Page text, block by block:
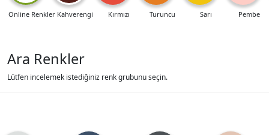
Online Renkler Kahverengi Kırmızı Turuncu Sarı Pembe
Ara Renkler
Lütfen incelemek istediğiniz renk grubunu seçin.